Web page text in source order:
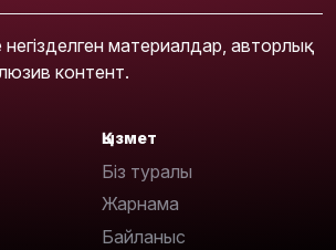
материалдар, авторлық
контент.
Қызмет
Біз туралы
Жарнама
Байланыс